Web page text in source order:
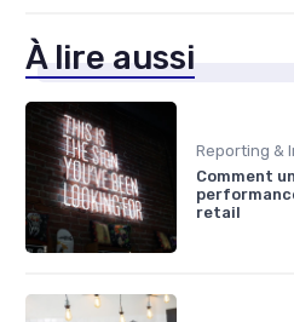
À lire aussi
Reporting &
Comment
retail